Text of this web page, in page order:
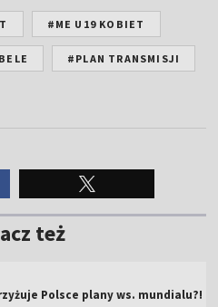
#ME U19 KOBIET
#PLAN TRANSMISJI
też
Polsce plany ws. mundialu?!